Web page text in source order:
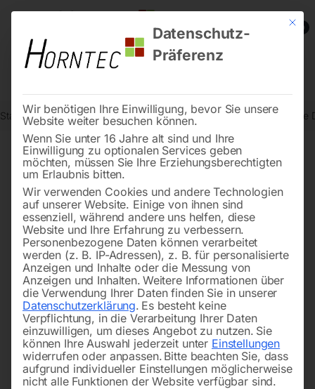
0
Start Holzbearbeitung Kappsägen/Dekupiersägen Dekupiersäge
Mit
Datenschutz-
Präferenz
Wir benötigen Ihre Einwilligung, bevor Sie unsere
Website weiter besuchen können.
Wenn Sie unter 16 Jahre alt sind und Ihre
Einwilligung zu optionalen Services geben
möchten, müssen Sie Ihre Erziehungsberechtigten
um Erlaubnis bitten.
Wir verwenden Cookies und andere Technologien
auf unserer Website. Einige von ihnen sind
essenziell, während andere uns helfen, diese
Website und Ihre Erfahrung zu verbessern.
Personenbezogene Daten können verarbeitet
werden (z. B. IP-Adressen), z. B. für personalisierte
Anzeigen und Inhalte oder die Messung von
Anzeigen und Inhalten. Weitere Informationen über
die Verwendung Ihrer Daten finden Sie in unserer
Datenschutzerklärung. Es besteht keine
Verpflichtung, in die Verarbeitung Ihrer Daten
einzuwilligen, um dieses Angebot zu nutzen. Sie
können Ihre Auswahl jederzeit unter Einstellungen
widerrufen oder anpassen. Bitte beachten Sie, dass
aufgrund individueller Einstellungen möglicherweise
nicht alle Funktionen der Website verfügbar sind.